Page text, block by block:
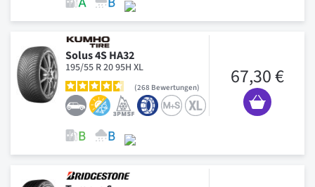
Solus 4S HA32
195/55 R 20 95H XL
268 Bewertungen 67,30 €